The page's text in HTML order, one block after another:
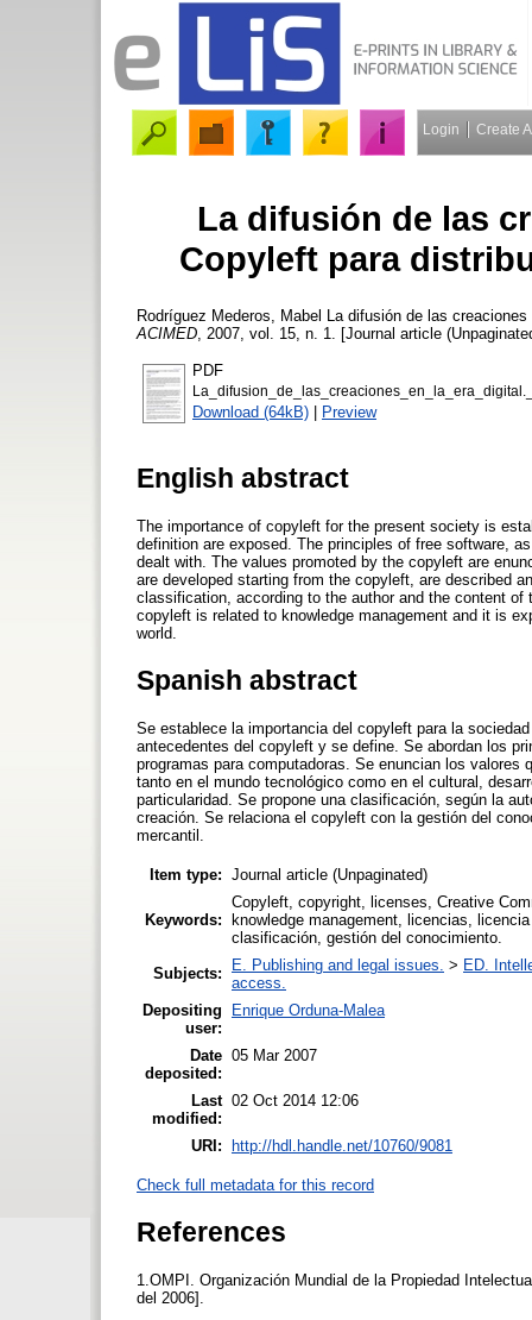
Login Create
La difusión de las
Copyleft para
Rodríguez Mederos, Mabel
La difusión de las
ACIMED , 2007, vol. 15, n. 1. [Journal article
PDF
Download (64kB) | Preview
English abstract
The importance of copyleft for the present society is
definition are exposed. The principles of free software,
dealt with. The values promoted by the copyleft are
are developed starting from the copyleft, are described
classification, according to the author and the content
copyleft is related to knowledge management and it is
world.
Spanish abstract
Se establece la importancia del copyleft para la
antecedentes del copyleft y se define. Se abordan los
programas para computadoras. Se enuncian los
tanto en el mundo tecnológico como en el cultural,
particularidad. Se propone una clasificación, según la
creación. Se relaciona el copyleft con la gestión del
mercantil.
Item type: Journal article (Unpaginated)
Keywords:
Copyleft, copyright, licenses, Creative
knowledge management, licencias,
clasificación, gestión del conocimiento.
Subjects:
E. Publishing and legal issues. > ED.
access.
Depositing
user:
Enrique Orduna-Malea
Date
deposited:
05 Mar 2007
Last
modified:
02 Oct 2014 12:06
URI: http://hdl.handle.net/10760/9081
Check full metadata for this record
References
1.OMPI. Organización Mundial de la Propiedad
del 2006].